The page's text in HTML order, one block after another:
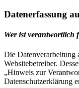
Datenerfassung
Wer ist verantwortlich
Die Datenverarbeitung
Websitebetreiber.
„Hinweis zur
Datenschutzerklärung